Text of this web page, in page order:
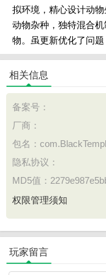
拟环境，精心设计动
动物杂种，独特混合
物。虽更新优化了问题
相关信息
备案号：
厂商：
包名：
隐私协议：
MD5值：
权限管理须知
玩家留言